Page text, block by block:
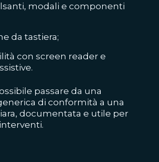
modali e componenti
da tastiera;
con screen reader e
passare da una
di conformità a una
documentata e utile per